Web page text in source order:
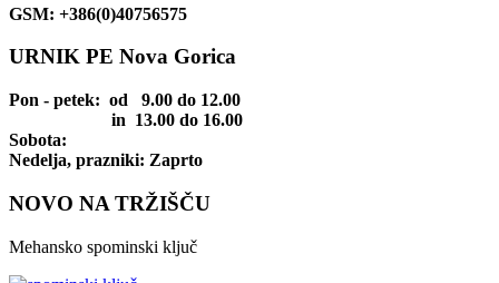
GSM: +386(0)40756575
URNIK PE Nova Gorica
Pon - petek: od 9.00 do 12.00
in 13.00 do 16.00
Sobota:
Nedelja, prazniki: Zaprto
NOVO NA TRŽIŠČU
Mehansko spominski ključ